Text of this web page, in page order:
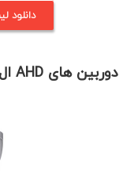
دانلود
دوربین های AHD ال جی